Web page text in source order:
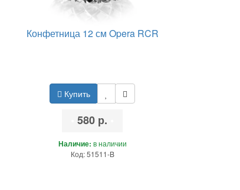
Конфетница 12 см Opera RCR
Купить
580 р.
Наличие: в наличии
Код: 51511-B